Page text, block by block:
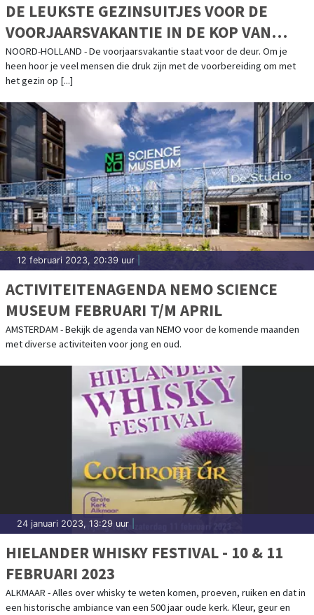
DE LEUKSTE GEZINSUITJES VOOR DE
VOORJAARSVAKANTIE IN DE KOP VAN
NOORD-HOLLAND
NOORD-HOLLAND - De voorjaarsvakantie staat voor de deur. Om je
heen hoor je veel mensen die druk zijn met de voorbereiding om met
het gezin op [...]
12 februari 2023, 20:39 uur
ACTIVITEITENAGENDA NEMO SCIENCE
MUSEUM FEBRUARI T/M APRIL
AMSTERDAM - Bekijk de agenda van NEMO voor de komende maanden
met diverse activiteiten voor jong en oud.
24 januari 2023, 13:29 uur
HIELANDER WHISKY FESTIVAL - 10 & 11
FEBRUARI 2023
ALKMAAR - Alles over whisky te weten komen, proeven, ruiken en dat in
een historische ambiance van een 500 jaar oude kerk. Kleur, geur en